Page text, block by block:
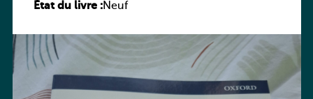
and Literature Companion
État du livre :Neuf